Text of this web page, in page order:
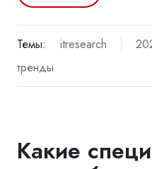
Темы: itresearch
тренды
Какие